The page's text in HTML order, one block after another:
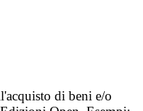
di beni e/o